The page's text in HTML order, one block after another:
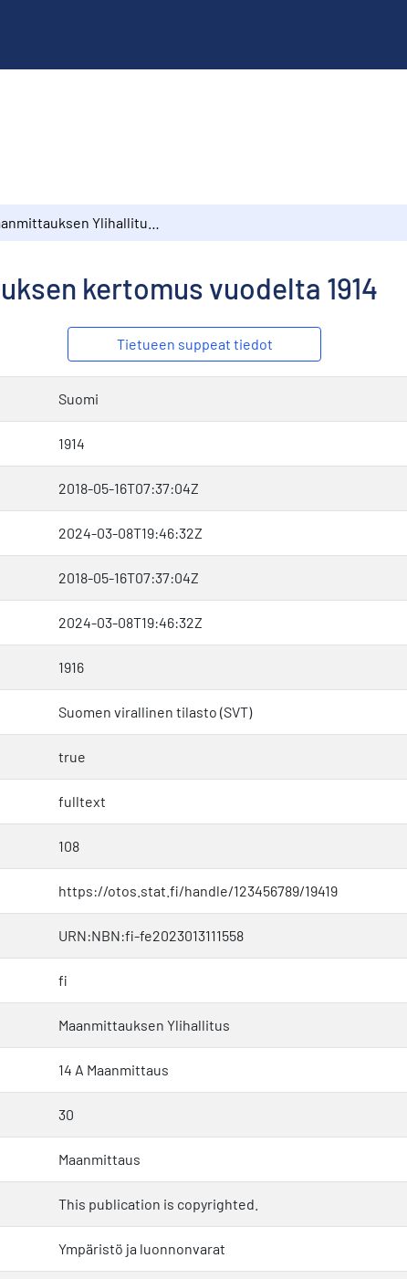
kertomus vuodelta 1914
Tietueen suppeat tiedot
Suomi
1914
2018-05-16T07:37:04Z
2024-03-08T19:46:32Z
2018-05-16T07:37:04Z
2024-03-08T19:46:32Z
1916
Suomen virallinen tilasto (SVT)
true
fulltext
108
https://otos.stat.fi/handle/123456789/19419
URN:NBN:fi-fe2023013111558
fi
Maanmittauksen Ylihallitus
14 A Maanmittaus
30
Maanmittaus
This publication is copyrighted.
Ympäristö ja luonnonvarat